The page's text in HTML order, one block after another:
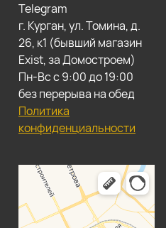
Telegram
г. Курган, ул. Томина, д.
26, к1 (бывший магазин
Exist, за Домостроем)
Пн-Вс с 9:00 до 19:00
без перерыва на обед
Политика
конфиденциальности